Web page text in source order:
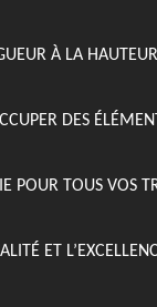
À LA
DES
POUR TOUS VOS
ET